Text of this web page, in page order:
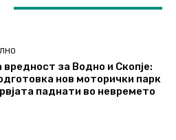
вредност за Водно и Скопје:
нов моторички парк
паднати во невремето